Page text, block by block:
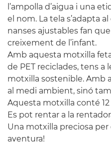
l’ampolla d’aigua i una
el nom. La tela s’adapta
nanses ajustables fan
creixement de l’infant.
Amb aquesta motxilla
de PET reciclades, tens a
motxilla sostenible. Amb
al medi ambient, sinó
Aquesta motxilla conté 12
Es pot rentar a la
Una motxilla preciosa per
aventura!